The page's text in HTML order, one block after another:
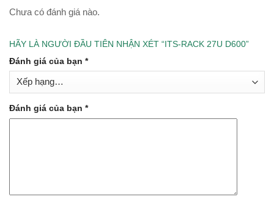
Chưa có đánh giá nào.
HÃY LÀ NGƯỜI ĐẦU TIÊN NHẬN XÉT “ITS-RACK 27U D600”
Đánh giá của bạn *
Đánh giá của bạn *